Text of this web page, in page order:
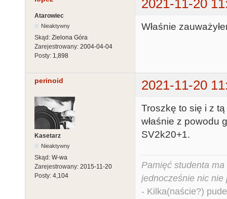
2021-11-20
Atarowiec
Nieaktywny
Skąd: Zielona Góra
Zarejestrowany: 2004-04-04
Posty: 1,898
Właśnie
perinoid 2021-11-20
Kasetarz
Nieaktywny
Skąd: W-wa
Zarejestrowany: 2015-11-20
Posty: 4,104
Troszkę to się i z
właśnie z powodu
SV2k20+1.
Pamięć studenta
jednocześnie nic nie
- Kilka(naście?)